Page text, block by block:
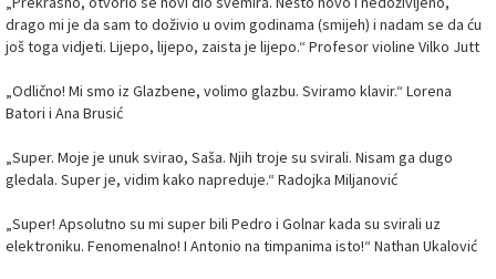
drago mi je da sam to doživio u ovim godinama (smijeh) i nadam se da ću
još toga vidjeti. Lijepo, lijepo, zaista je lijepo.“ Profesor violine Vilko Jutt
„Odlično! Mi smo iz Glazbene, volimo glazbu. Sviramo klavir.“ Lorena
Batori i Ana Brusić
„Super. Moje je unuk svirao, Saša. Njih troje su svirali. Nisam ga dugo
gledala. Super je, vidim kako napreduje.“ Radojka Miljanović
„Super! Apsolutno su mi super bili Pedro i Golnar kada su svirali uz
elektroniku. Fenomenalno! I Antonio na timpanima isto!“ Nathan Ukalović